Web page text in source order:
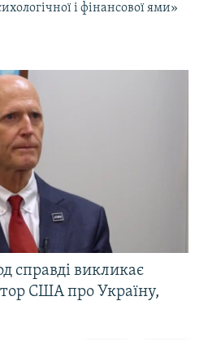
і фінансової ями»
справді викликає
США про Україну,